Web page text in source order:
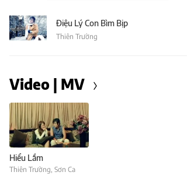
Điệu Lý Con Bìm Bịp
Thiên Trường
Video | MV
Hiểu Lầm
Thiên Trường Sơn Ca